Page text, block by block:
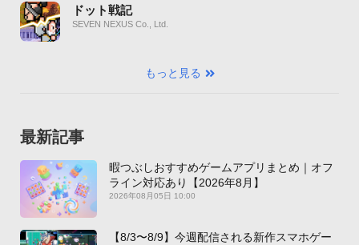
ドット戦記
SEVEN NEXUS Co., Ltd.
もっと見る
最新記事
暇つぶしおすすめゲームアプリまとめ｜オフ
ライン対応あり【2026年8月】
2026年08月05日 10:00
【8/3〜8/9】今週配信される新作スマホゲー